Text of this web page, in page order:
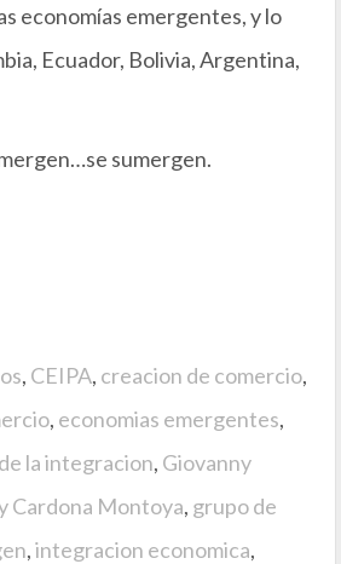
economías emergentes, y lo
Ecuador, Bolivia, Argentina,
sumergen.
, CEIPA, creacion de comercio,
, economias emergentes,
la integracion, Giovanny
Cardona Montoya, grupo de
,integracion economica,